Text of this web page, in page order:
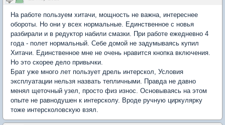
На работе пользуем хитачи, мощность не важна, интереснее
обороты. Но они у всех нормальные. Единственное с новья
разбирали и в редуктор набили смазки. При работе ежедневно 4
года - полет нормальный. Себе домой не задумываясь купил
Хитачи. Единственное мне не очень нравится кнопка включения.
Но это скорее дело привычки.
Брат уже много лет пользует дрель интерскол, Условия
эксплуатации нельзя назвать тепличными. Правда не давно
менял щеточный узел, просто физ износ. Основываясь на этом
опыте не равнодушен к интерсколу. Вроде ручную циркулярку
тоже интерсколовскую взял.